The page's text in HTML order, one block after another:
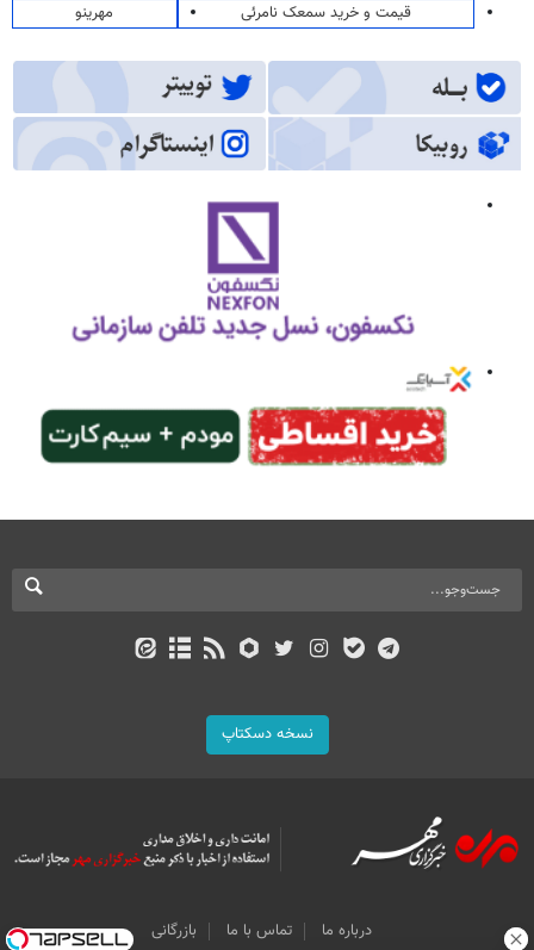
قیمت و خرید سمعک نامرئی
مهرینو
نسخه دسکتاپ
درباره ما تماس با ما بازرگانی